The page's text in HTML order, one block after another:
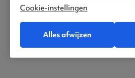
Cookie-instellingen
Alles afwijzen